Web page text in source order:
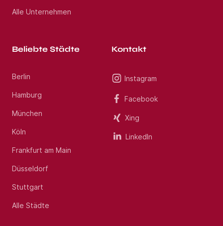
Alle Unternehmen
Beliebte Städte
Berlin
Hamburg
München
Köln
Frankfurt am Main
Düsseldorf
Stuttgart
Alle Städte
Kontakt
Instagram
Facebook
Xing
LinkedIn